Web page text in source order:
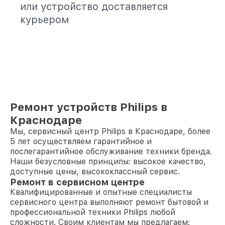
или устройство доставляется
курьером
Ремонт устройств Philips в
Краснодаре
Мы, сервисный центр Philips в Краснодаре, более
5 лет осуществляем гарантийное и
послегарантийное обслуживание техники бренда.
Наши безусловные принципы: высокое качество,
доступные цены, высококлассный сервис.
Ремонт в сервисном центре
Квалифицированные и опытные специалисты
сервисного центра выполняют ремонт бытовой и
профессиональной техники Philips любой
сложности. Своим клиентам мы предлагаем: